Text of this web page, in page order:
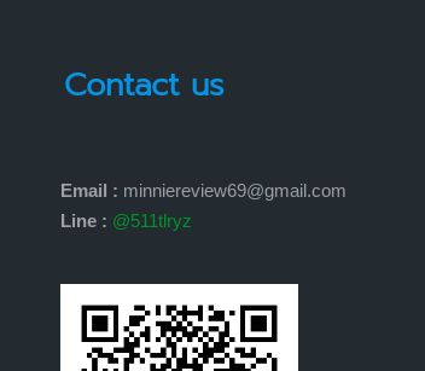
Contact us
Email : minniereview69@gmail.com
Line : @511tlryz